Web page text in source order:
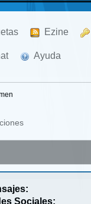
Ezine
Ayuda
Sociales: